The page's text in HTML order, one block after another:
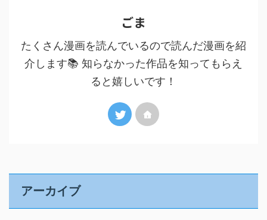
ごま
たくさん漫画を読んでいるので読んだ漫画を紹
介します📚 知らなかった作品を知ってもらえ
ると嬉しいです！
アーカイブ